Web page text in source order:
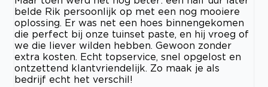
belde Rik persoonlijk op met een nog mooiere
oplossing. Er was net een hoes binnengekomen
die perfect bij onze tuinset paste, en hij vroeg of
we die liever wilden hebben. Gewoon zonder
extra kosten. Echt topservice, snel opgelost en
ontzettend klantvriendelijk. Zo maak je als
bedrijf echt het verschil!